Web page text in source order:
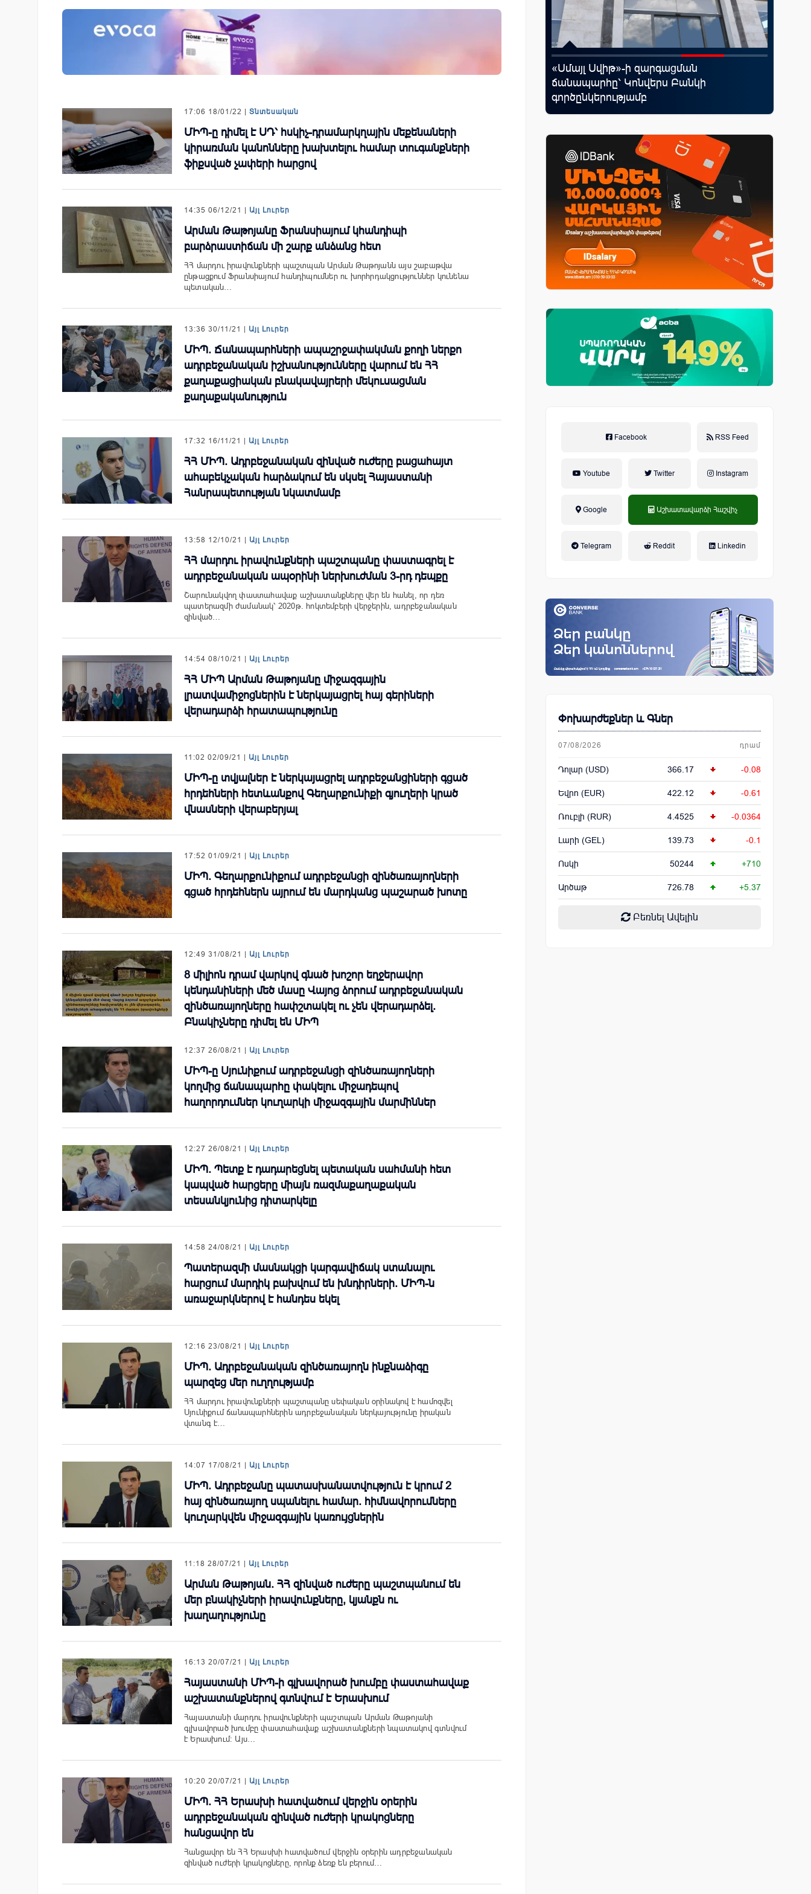
17:06 18/01/22 | Տնտեսական
ՄԻՊ-ը դիմել է ՍԴ՝ հսկիչ-դրամարկղային մեքենաների
կիրառման կանոնները խախտելու համար տուգանքների
ֆիքսված չափերի հարցով
14:35 06/12/21 | Այլ Լուրեր
Արման Թաթոյանը Ֆրանսիայում կհանդիպի
բարձրաստիճան մի շարք անձանց հետ
ՀՀ մարդու իրավունքների պաշտպան Արման Թաթոյանն այս շաբաթվա
ընթացքում Ֆրանսիայում հանդիպումներ ու խորհրդակցություններ կունենա
պետական…
13:36 30/11/21 | Այլ Լուրեր
ՄԻՊ. Ճանապարհների ապաշրջափակման քողի ներքո
ադրբեջանական իշխանությունները վարում են ՀՀ
քաղաքացիական բնակավայրերի մեկուսացման
քաղաքականություն
17:32 16/11/21 | Այլ Լուրեր
ՀՀ ՄԻՊ. Ադրբեջանական զինված ուժերը բացահայտ
ահաբեկչական հարձակում են սկսել Հայաստանի
Հանրապետության նկատմամբ
13:58 12/10/21 | Այլ Լուրեր
ՀՀ մարդու իրավունքների պաշտպանը փաստագրել է
ադրբեջանական ապօրինի ներխուժման 3-րդ դեպքը
Շարունակվող փաստահավաք աշխատանքները վեր են հանել, որ դեռ
պատերազմի ժամանակ՝ 2020թ. հոկտեմբերի վերջերին, ադրբեջանական
զինված…
14:54 08/10/21 | Այլ Լուրեր
ՀՀ ՄԻՊ Արման Թաթոյանը միջազգային
լրատվամիջոցներին է ներկայացրել հայ գերիների
վերադարձի հրատապությունը
11:02 02/09/21 | Այլ Լուրեր
ՄԻՊ-ը տվյալներ է ներկայացրել ադրբեջանցիների գցած
հրդեհների հետևանքով Գեղարքունիքի գյուղերի կրած
վնասների վերաբերյալ
17:52 01/09/21 | Այլ Լուրեր
ՄԻՊ. Գեղարքունիքում ադրբեջանցի զինծառայողների
գցած հրդեհներն այրում են մարդկանց պաշարած խոտը
12:49 31/08/21 | Այլ Լուրեր
8 միլիոն դրամ վարկով գնած խոշոր եղջերավոր
կենդանիների մեծ մասը Վայոց ձորում ադրբեջանական
զինծառայողները հափշտակել ու չեն վերադարձել.
Բնակիչները դիմել են ՄԻՊ
12:37 26/08/21 | Այլ Լուրեր
ՄԻՊ-ը Սյունիքում ադրբեջանցի զինծառայողների
կողմից ճանապարհը փակելու միջադեպով
հաղորդումներ կուղարկի միջազգային մարմիններ
12:27 26/08/21 | Այլ Լուրեր
ՄԻՊ. Պետք է դադարեցնել պետական սահմանի հետ
կապված հարցերը միայն ռազմաքաղաքական
տեսանկյունից դիտարկելը
14:58 24/08/21 | Այլ Լուրեր
Պատերազմի մասնակցի կարգավիճակ ստանալու
հարցում մարդիկ բախվում են խնդիրների. ՄԻՊ-ն
առաջարկներով է հանդես եկել
12:16 23/08/21 | Այլ Լուրեր
ՄԻՊ. Ադրբեջանական զինծառայողն ինքնաձիգը
պարզեց մեր ուղղությամբ
ՀՀ մարդու իրավունքների պաշտպանը սեփական օրինակով է համոզվել
Սյունիքում ճանապարհներին ադրբեջանական ներկայությունը իրական
վտանգ է…
14:07 17/08/21 | Այլ Լուրեր
ՄԻՊ. Ադրբեջանը պատասխանատվություն է կրում 2
հայ զինծառայող սպանելու համար. հիմնավորումները
կուղարկվեն միջազգային կառույցներին
11:18 28/07/21 | Այլ Լուրեր
Արման Թաթոյան. ՀՀ զինված ուժերը պաշտպանում են
մեր բնակիչների իրավունքները, կյանքն ու
խաղաղությունը
16:13 20/07/21 | Այլ Լուրեր
Հայաստանի ՄԻՊ-ի գլխավորած խումբը փաստահավաք
աշխատանքներով գտնվում է Երասխում
Հայաստանի մարդու իրավունքների պաշտպան Արման Թաթոյանի
գլխավորած խումբը փաստահավաք աշխատանքների նպատակով գտնվում
է Երասխում։ Այս…
10:20 20/07/21 | Այլ Լուրեր
ՄԻՊ. ՀՀ Երասխի հատվածում վերջին օրերին
ադրբեջանական զինված ուժերի կրակոցները
հանցավոր են
Հանցավոր են ՀՀ Երասխի հատվածում վերջին օրերին ադրբեջանական
զինված ուժերի կրակոցները, որոնք ձեռք են բերում…
տվյալները»․
Ucom-ի աջակցությամբ ներկայացվեց
Ֆասթ Բանկը Սևան Ստարտափ
«Սմայլ Սվիթ»-ի զարգացման
ճանապարհը՝ Կոնվերս Բանկի
գործընկերությամբ
Facebook RSS Feed
Youtube Twitter Instagram
Google Աշխատավարձի Հաշվիչ
Telegram Reddit Linkedin
Փոխարժեքներ և Գներ
07/08/2026 դրամ
Դոլար (USD) 366.17 -0.08
Եվրո (EUR) 422.12 -0.61
Ռուբլի (RUR) 4.4525 -0.0364
Լարի (GEL) 139.73 -0.1
Ոսկի 50244 +710
Արծաթ 726.78 +5.37
Բեռնել Ավելին